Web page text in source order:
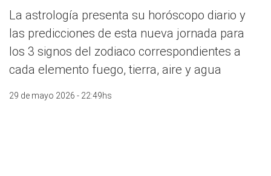
La astrología presenta su horóscopo diario y
las predicciones de esta nueva jornada para
los 3 signos del zodiaco correspondientes a
cada elemento fuego, tierra, aire y agua
29 de mayo 2026 - 22:49hs